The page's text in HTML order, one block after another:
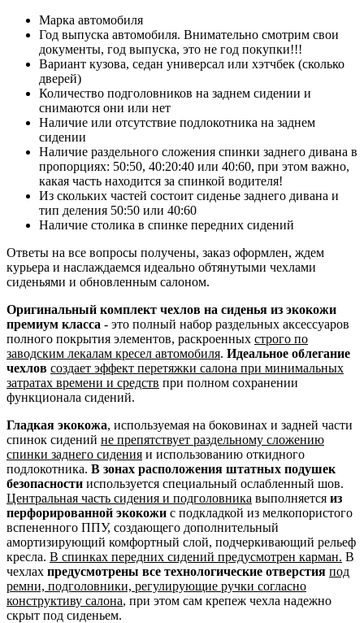
Марка автомобиля
Год выпуска автомобиля. Внимательно смотрим свои
документы, год выпуска, это не год покупки!!!
Вариант кузова, седан универсал или хэтчбек (сколько
дверей)
Количество подголовников на заднем сидении и
снимаются они или нет
Наличие или отсутствие подлокотника на заднем
сидении
Наличие раздельного сложения спинки заднего дивана в
пропорциях: 50:50, 40:20:40 или 40:60, при этом важно,
какая часть находится за спинкой водителя!
Из скольких частей состоит сиденье заднего дивана и
тип деления 50:50 или 40:60
Наличие столика в спинке передних сидений
Ответы на все вопросы получены, заказ оформлен, ждем
курьера и наслаждаемся идеально обтянутыми чехлами
сиденьями и обновленным салоном.
Оригинальный комплект чехлов на сиденья из экокожи
премиум класса - это полный набор раздельных аксессуаров
полного покрытия элементов, раскроенных строго по
заводским лекалам кресел автомобиля. Идеальное облегание
чехлов создает эффект перетяжки салона при минимальных
затратах времени и средств при полном сохранении
функционала сидений.
Гладкая экокожа, используемая на боковинах и задней части
спинок сидений не препятствует раздельному сложению
спинки заднего сидения и использованию откидного
подлокотника. В зонах расположения штатных подушек
безопасности используется специальный ослабленный шов.
Центральная часть сидения и подголовника выполняется из
перфорированной экокожи с подкладкой из мелкопористого
вспененного ППУ, создающего дополнительный
амортизирующий комфортный слой, подчеркивающий рельеф
кресла. В спинках передних сидений предусмотрен карман. В
чехлах предусмотрены все технологические отверстия под
ремни, подголовники, регулирующие ручки согласно
конструктиву салона, при этом сам крепеж чехла надежно
скрыт под сиденьем.